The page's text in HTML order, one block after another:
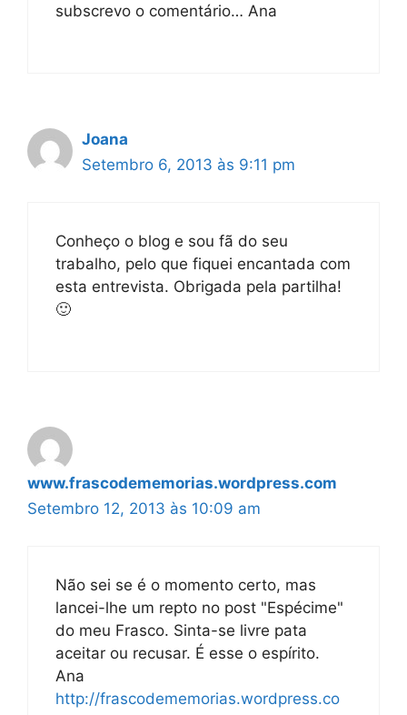
subscrevo o comentário… Ana
Joana
Setembro 6, 2013 às 9:11 pm
Conheço o blog e sou fã do seu
trabalho, pelo que fiquei encantada com
esta entrevista. Obrigada pela partilha!
🙂
www.frascodememorias.wordpress.com
Setembro 12, 2013 às 10:09 am
Não sei se é o momento certo, mas
lancei-lhe um repto no post "Espécime"
do meu Frasco. Sinta-se livre pata
aceitar ou recusar. É esse o espírito.
Ana
http://frascodememorias.wordpress.co